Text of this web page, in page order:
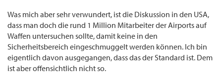
Was mich aber sehr verwundert, ist die Diskussion in den USA,
dass man doch die rund 1 Million Mitarbeiter der Airports auf
Waffen untersuchen sollte, damit keine in den
Sicherheitsbereich eingeschmuggelt werden können. Ich bin
eigentlich davon ausgegangen, dass das der Standard ist. Dem
ist aber offensichtlich nicht so.